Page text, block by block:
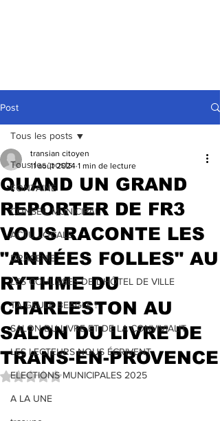
Post
Tous les posts
FONTAINE
CONSEIL MUNICIPAL
ACTU LOCALE
DRACENIE
LES COULISSES DE L'HÔTEL DE VILLE
TA GEULE BEAGLE !
SALON DU LIVRE ET DE LA CONVIVIALIT
LES LECTEURS NOUS ÉCRIVENT
ELECTIONS MUNICIPALES 2025
A LA UNE
Tous les posts
QUAND UN GRAND
REPORTER DE FR3
VOUS RACONTE LES
"ANNÉES FOLLES" AU
RYTHME DU
CHARLESTON AU
SALON DU LIVRE DE
TRANS-EN-PROVENCE
transian citoyen
11 août 2024 1 min de lecture
Noté NaN étoiles sur 5.